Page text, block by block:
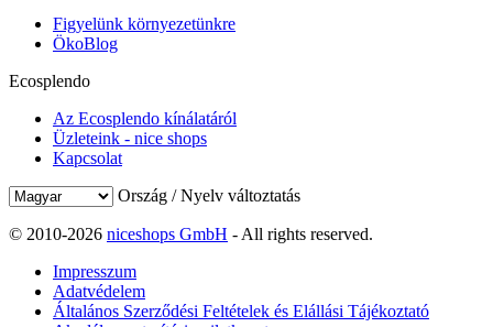
Figyelünk környezetünkre
ÖkoBlog
Ecosplendo
Az Ecosplendo kínálatáról
Üzleteink - nice shops
Kapcsolat
Ország / Nyelv változtatás
© 2010-2026 niceshops GmbH - All rights reserved.
Impresszum
Adatvédelem
Általános Szerződési Feltételek és Elállási Tájékoztató